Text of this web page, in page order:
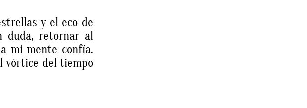
y el eco de
duda, retornar al
mi mente confía.
vórtice del tiempo